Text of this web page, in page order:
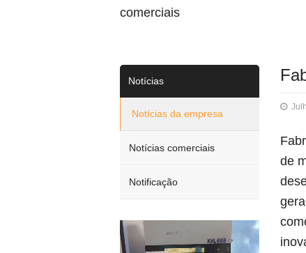
comerciais
de
Notícias
Notícias da empresa
Notícias comerciais
Notificação
Video
Player